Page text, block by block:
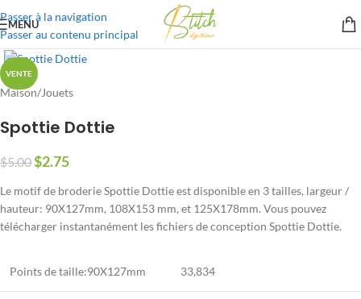
Passer à la navigation
Passer au contenu principal
MENU
VENTE
Maison/Jouets
Spottie Dottie
$5.00$2.75
Le motif de broderie Spottie Dottie est disponible en 3 tailles, largeur /
hauteur: 90X127mm, 108X153 mm, et 125X178mm. Vous pouvez
télécharger instantanément les fichiers de conception Spottie Dottie.
Points de taille:90X127mm 33,834